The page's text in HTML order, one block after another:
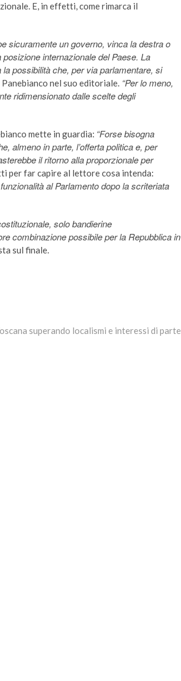
E, in effetti, come rimarca il
sicuramente un governo, vinca la destra o
internazionale del Paese. La
possibilità che, per via parlamentare, si
nel suo editoriale. “Per lo meno,
ridimensionato dalle scelte degli
mette in guardia: “Forse bisogna
almeno in parte, l’offerta politica e, per
il ritorno alla proporzionale per
per far capire al lettore cosa intenda:
al Parlamento dopo la scriteriata
solo bandierine
combinazione possibile per la Repubblica in
sul finale.
superando localismi e interessi di parte